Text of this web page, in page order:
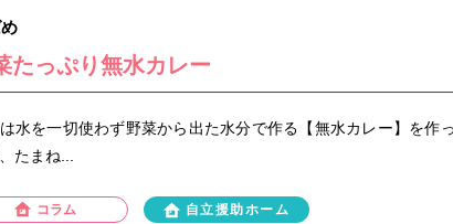
たっぷり無水カレー
水を一切使わず野菜から出た水分で作る【無水カレー】を作
たまね...
コラム 自立援助ホーム